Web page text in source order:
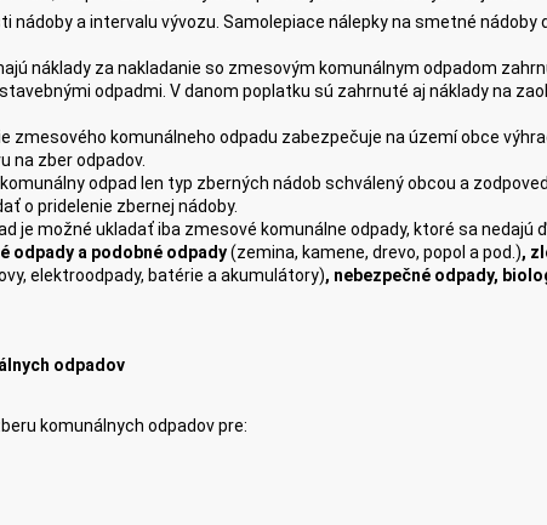
a intervalu vývozu. Samolepiace nálepky na smetné nádoby
náklady za nakladanie so zmesovým komunálnym odpadom
odpadmi. V danom poplatku sú zahrnuté aj náklady na
zmesového komunálneho odpadu zabezpečuje na území obce
na zber odpadov.
odpad len typ zberných nádob schválený obcou a
o pridelenie zbernej nádoby.
je možné ukladať iba zmesové komunálne odpady, ktoré sa nedajú
odpady a podobné odpady(zemina, kamene, drevo, popol a pod.),
elektroodpady, batérie a akumulátory), nebezpečné odpady,
odpadov
komunálnych odpadov pre: